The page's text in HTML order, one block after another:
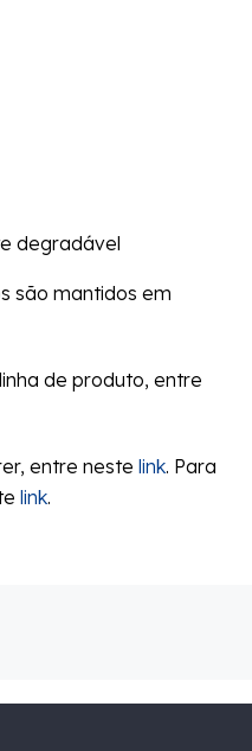
degradável
são mantidos em
de produto, entre
entre neste link. Para
link.